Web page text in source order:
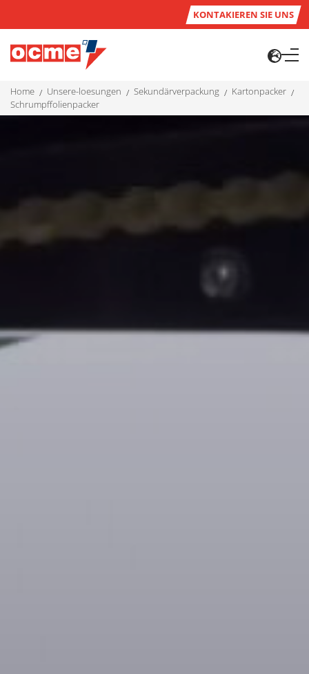
KONTAKIEREN SIE UNS
home unsere-loesungen sekundärverpackung
kartonpacker
schrumpffolienpacker